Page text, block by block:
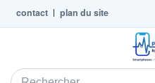
contact plan du site